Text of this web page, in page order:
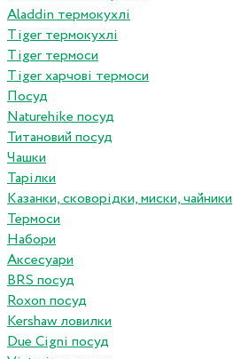
Aladdin термокухлі
Tiger термокухлі
Tiger термоси
Tiger харчові термоси
Посуд
Naturehike посуд
Титановий посуд
Чашки
Тарілки
Казанки, сковорідки, миски, чайники
Термоси
Набори
Аксесуари
BRS посуд
Roxon посуд
Kershaw ловилки
Due Cigni посуд